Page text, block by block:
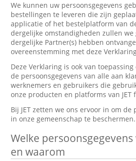
We kunnen uw persoonsgegevens
bestellingen te leveren die zijn
applicatie of het bestelplatform van
dergelijke omstandigheden zullen we
dergelijke Partner(s) hebben
overeenstemming met deze
Deze Verklaring is ook van
de persoonsgegevens van alle aan
werknemers en gebruikers die
onze producten en platforms van JET
Bij JET zetten we ons ervoor in om de
in onze gemeenschap te beschermen.
Welke
en waarom